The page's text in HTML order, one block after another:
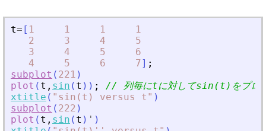
t= [ 1 1 1
1
2
3 4
5
3
4 5
6
4
5 6 7] ;
subplot ( 221 )
plot ( t , sin ( t ) ) ;
// 列毎にtに対してsin(t)をプロ
xtitle ( " sin(t) versus t " )
subplot ( 222 )
plot ( t , sin ( t ) ' )